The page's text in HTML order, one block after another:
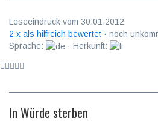
Leseeindruck vom 30.01.2012
2 x als hilfreich bewertet · noch
Sprache:
· Herkunft:
In Würde sterben